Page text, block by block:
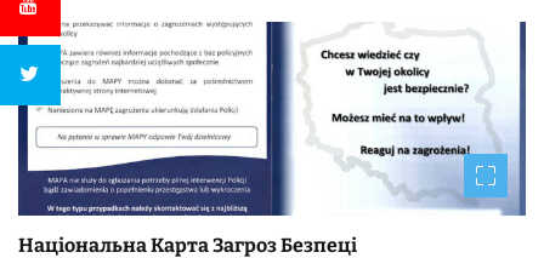
Національна Kapтa Загроз Безпеці